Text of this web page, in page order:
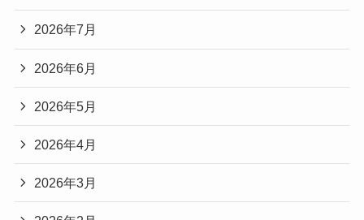
2026年7月
2026年6月
2026年5月
2026年4月
2026年3月